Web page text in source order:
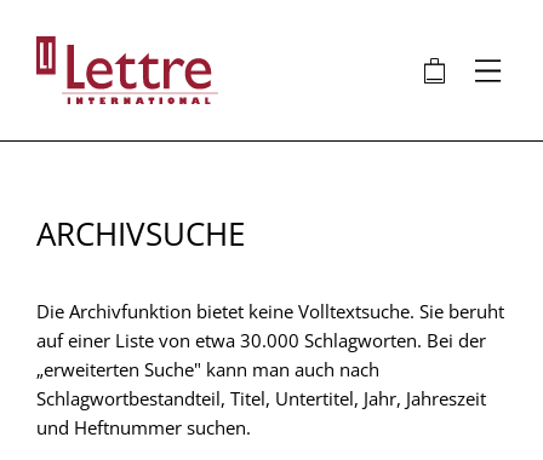
Inhalt
🛍 ⋮
ARCHIVSUCHE
Die Archivfunktion bietet keine Volltextsuche. Sie beruht
auf einer Liste von etwa 30.000 Schlagworten. Bei der
„erweiterten Suche" kann man auch nach
Schlagwortbestandteil, Titel, Untertitel, Jahr, Jahreszeit
und Heftnummer suchen.